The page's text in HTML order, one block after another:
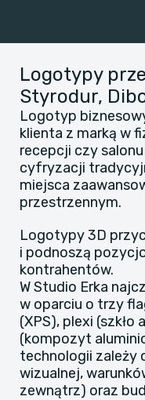
Logotypy
Styrodur,
​Logotyp
klienta z marką w
recepcji czy
cyfryzacji
miejsca
przestrzennym.
Logotypy 3D
i podnoszą
kontrahentów.
​W Studio Erka
w oparciu o trzy
(XPS), plexi
(kompozyt
technologii zależy
wizualnej,
zewnątrz) oraz